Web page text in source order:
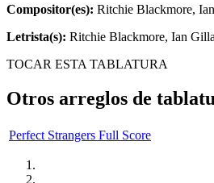
Compositor(es): Ritchie Blackmore,
Letrista(s): Ritchie Blackmore, Ian
TOCAR ESTA TABLATURA
Otros arreglos de
Perfect Strangers Full Score